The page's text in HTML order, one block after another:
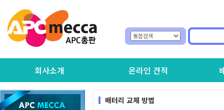
회사소개 온라인 견적
배터리 교체 방법